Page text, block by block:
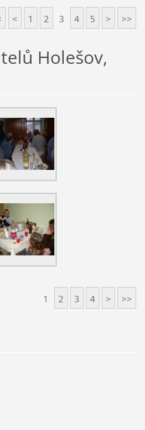
< 1 2 3 4 5 > >>
Holešov,
1 2 3 4 > >>